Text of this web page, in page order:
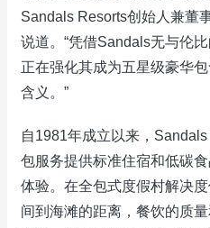
Sandals Resorts创始人兼董
说道。“凭借Sandals无与伦
正在强化其成为五星级豪华
含义。”
自1981年成立以来，
包服务提供标准住宿和低碳
体验。在全包式度假村解决
间到海滩的距离，餐饮的质